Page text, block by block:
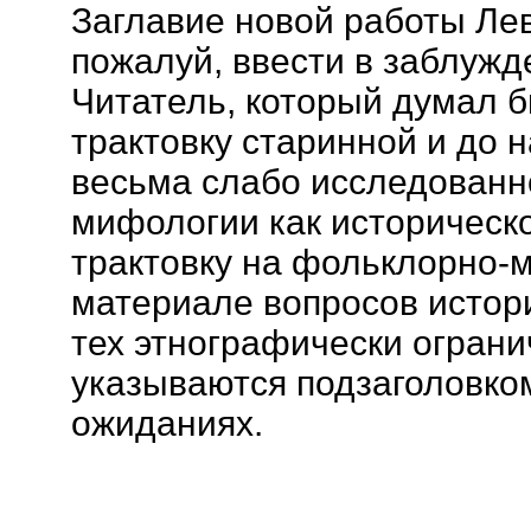
Заглавие новой работы
пожалуй, ввести в
Читатель, который думал
трактовку старинной и до
весьма слабо
мифологии как
трактовку на
материале вопросов
тех этнографически
указываются
ожиданиях.